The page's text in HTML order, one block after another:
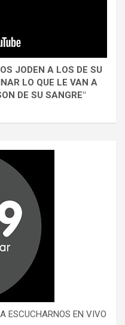
JODEN A LOS DE SU
LO QUE LE VAN A
DE SU SANGRE"
ESCUCHARNOS EN VIVO